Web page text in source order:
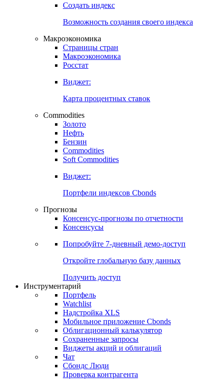
Создать индекс
Возможность создания своего индекса
Макроэкономика
Страницы стран
Макроэкономика
Росстат
Виджет:
Карта процентных ставок
Commodities
Золото
Нефть
Бензин
Commodities
Soft Commodities
Виджет:
Портфели индексов Cbonds
Прогнозы
Консенсус-прогнозы по отчетности
Консенсусы
Попробуйте 7-дневный демо-доступ
Откройте глобальную базу данных
Получить доступ
Инструментарий
Портфель
Watchlist
Надстройка XLS
Мобильное приложение Cbonds
Облигационный калькулятор
Сохраненные запросы
Виджеты акций и облигаций
Чат
Сбондс Люди
Проверка контрагента